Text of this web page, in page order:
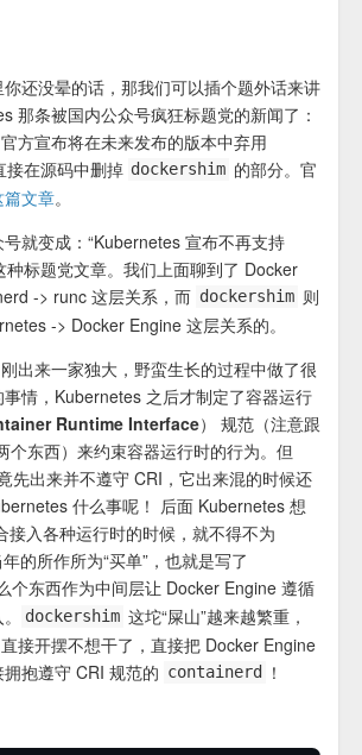
还没晕的话，那我们可以插个题外话来讲
那条被国内公众号疯狂标题党的新闻了：
方宣布将在未来发布的版本中弃用
接在源码中删掉 dockershim 的部分。官
篇文章。
就变成：“Kubernetes 宣布不再支持
种标题党文章。我们上面聊到了 Docker
-> runc 这层关系，而 dockershim 则
-> Docker Engine 这层关系的。
出来一家独大，野蛮生长的过程中做了很
情，Kubernetes 之后才制定了容器运行
Runtime Interface）
规范（注意跟
个东西）来约束容器运行时的行为。但
先出来并不遵守 CRI，它出来混的时候还
什么事呢！ 后面 Kubernetes 想
接入各种运行时的时候，就不得不为
的所作所为“买单”，也就是写了
个东西作为中间层让 Docker Engine 遵循
dockershim 这坨“屎山”越来越繁重，
接开摆不想干了，直接把 Docker Engine
抱遵守 CRI 规范的 containerd
！